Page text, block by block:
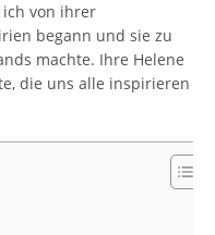
von ihrer
begann und sie zu
machte. Ihre Helene
die uns alle inspirieren